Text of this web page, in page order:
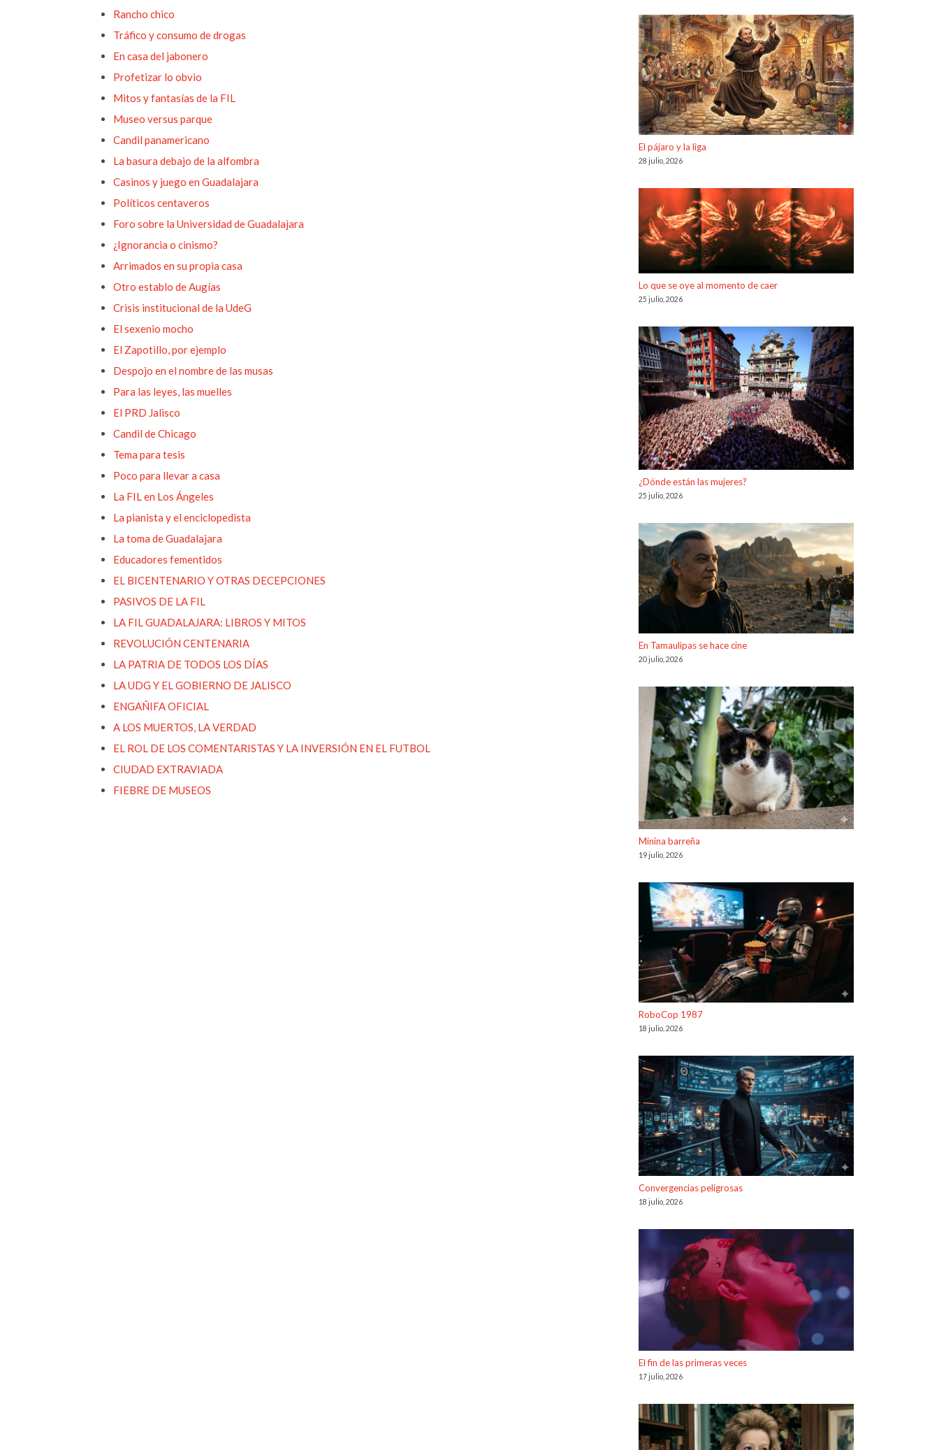
Rancho chico
Tráfico y consumo de drogas
En casa del jabonero
Profetizar lo obvio
Mitos y fantasías de la FIL
Museo versus parque
Candil panamericano
La basura debajo de la alfombra
Casinos y juego en Guadalajara
Políticos centaveros
Foro sobre la Universidad de Guadalajara
¿Ignorancia o cinismo?
Arrimados en su propia casa
Otro establo de Augías
Crisis institucional de la UdeG
El sexenio mocho
El Zapotillo, por ejemplo
Despojo en el nombre de las musas
Para las leyes, las muelles
El PRD Jalisco
Candil de Chicago
Tema para tesis
Poco para llevar a casa
La FIL en Los Ángeles
La pianista y el enciclopedista
La toma de Guadalajara
Educadores fementidos
EL BICENTENARIO Y OTRAS DECEPCIONES
PASIVOS DE LA FIL
LA FIL GUADALAJARA: LIBROS Y MITOS
REVOLUCIÓN CENTENARIA
LA PATRIA DE TODOS LOS DÍAS
LA UDG Y EL GOBIERNO DE JALISCO
ENGAÑIFA OFICIAL
A LOS MUERTOS, LA VERDAD
EL ROL DE LOS COMENTARISTAS Y LA INVERSIÓN EN EL FUTBOL
CIUDAD EXTRAVIADA
FIEBRE DE MUSEOS
El pájaro y la liga
28 julio, 2026
Lo que se oye al momento de caer
25 julio, 2026
¿Dónde están las mujeres?
25 julio, 2026
En Tamaulipas se hace cine
20 julio, 2026
Minina barreña
19 julio, 2026
RoboCop 1987
18 julio, 2026
Convergencias peligrosas
18 julio, 2026
El fin de las primeras veces
17 julio, 2026